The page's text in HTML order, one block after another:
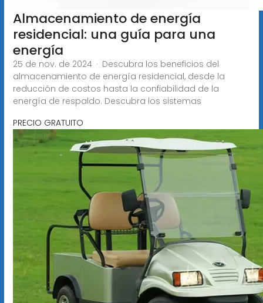
Almacenamiento de energía
residencial: una guía para una
energía
25 de nov. de 2024 · Descubra los beneficios del
almacenamiento de energía residencial, desde la
reducción de costos hasta la confiabilidad de la
energía de respaldo. Descubra los sistemas
PRECIO GRATUITO